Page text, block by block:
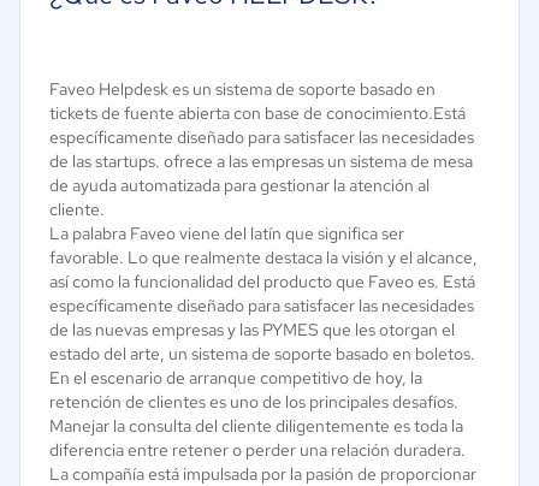
Faveo Helpdesk es un sistema de soporte basado en
tickets de fuente abierta con base de conocimiento.Está
específicamente diseñado para satisfacer las necesidades
de las startups. ofrece a las empresas un sistema de mesa
de ayuda automatizada para gestionar la atención al
cliente.
La palabra Faveo viene del latín que significa ser
favorable. Lo que realmente destaca la visión y el alcance,
así como la funcionalidad del producto que Faveo es. Está
específicamente diseñado para satisfacer las necesidades
de las nuevas empresas y las PYMES que les otorgan el
estado del arte, un sistema de soporte basado en boletos.
En el escenario de arranque competitivo de hoy, la
retención de clientes es uno de los principales desafíos.
Manejar la consulta del cliente diligentemente es toda la
diferencia entre retener o perder una relación duradera.
La compañía está impulsada por la pasión de proporcionar